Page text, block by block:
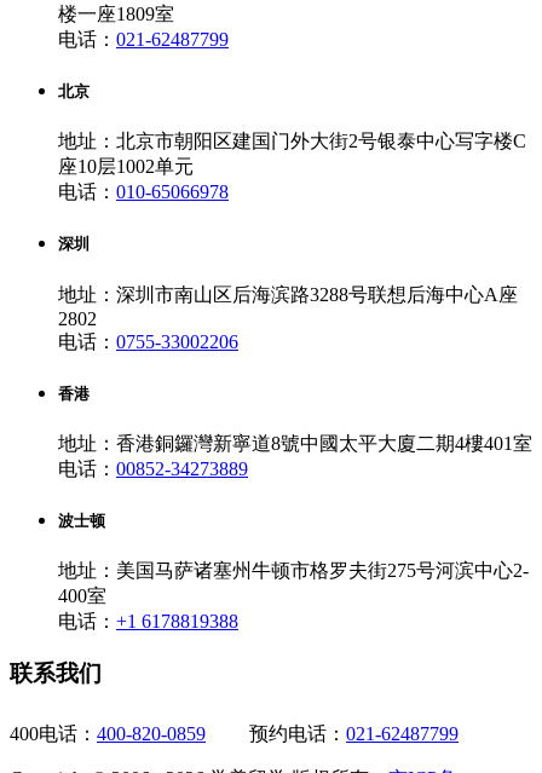
楼一座1809室
电话： 021-62487799
北京
地址：北京市朝阳区建国门外大街2号银泰中心写字楼C
座10层1002单元
电话： 010-65066978
深圳
地址：深圳市南山区后海滨路3288号联想后海中心A座
2802
电话： 0755-33002206
香港
地址：香港銅鑼灣新寧道8號中國太平大廈二期4樓401室
电话： 00852-34273889
波士顿
地址：美国马萨诸塞州牛顿市格罗夫街275号河滨中心2-
400室
电话： +1 6178819388
联系我们
400电话： 400-820-0859 预约电话： 021-62487799